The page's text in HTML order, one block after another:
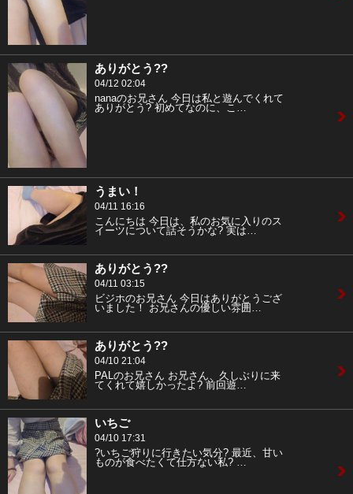
ありがとう??
04/12 02:04
nanaのお兄さん 今日は私と遊んでくれて
ありがとう? 初めてなのに、こ…
うまい！
04/11 16:16
こんにちは 今日は、私のお気に入りのス
イーツについて話そうかな? 実は…
ありがとう??
04/11 03:15
ビジホのお兄さん 今日はありがとうござ
いました！ お兄さんの優しい雰囲…
ありがとう??
04/10 21:04
PALのお兄さん お兄さん、久しぶりに来
てくれて嬉しかったよ? 前回遊…
いちご
04/10 17:31
?いちご狩りに行きたい気分? 最近、甘い
ものが食べたくて仕方ない私? …